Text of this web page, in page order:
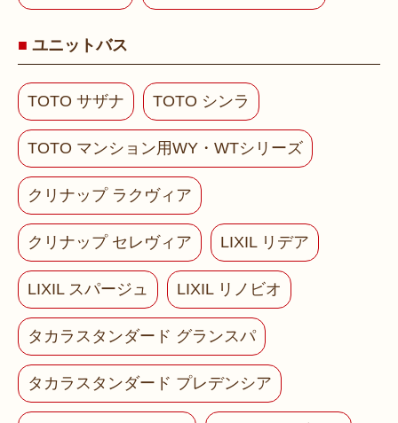
ユニットバス
TOTO サザナ TOTO シンラ
TOTO マンション用WY・WTシリーズ
クリナップ ラクヴィア
クリナップ セレヴィア LIXIL リデア
LIXIL スパージュ LIXIL リノビオ
タカラスタンダード グランスパ
タカラスタンダード プレデンシア